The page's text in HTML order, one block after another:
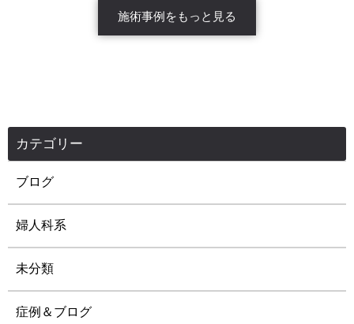
施術事例をもっと見る
カテゴリー
ブログ
婦人科系
未分類
症例＆ブログ